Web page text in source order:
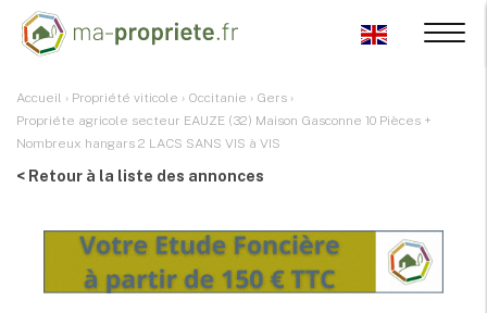
Accueil › Propriété viticole › Occitanie › Gers ›
Propriéte agricole secteur EAUZE (32) Maison Gasconne 10 Pièces +
Nombreux hangars 2 LACS SANS VIS à VIS
< Retour à la liste des annonces